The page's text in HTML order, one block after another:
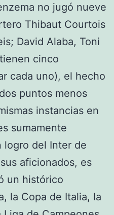
no jugó nueve
Thibaut Courtois
David Alaba, Toni
cinco
cada uno), el hecho
puntos menos
instancias en
sumamente
logro del Inter de
aficionados, es
un histórico
la Copa de Italia, la